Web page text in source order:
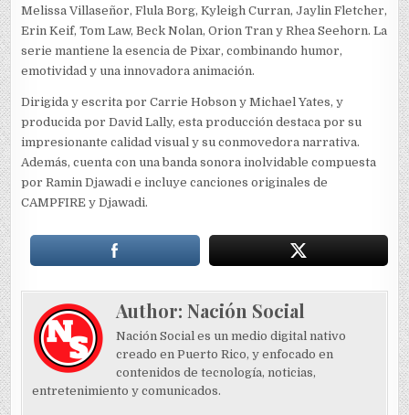
Melissa Villaseñor, Flula Borg, Kyleigh Curran, Jaylin Fletcher,
Erin Keif, Tom Law, Beck Nolan, Orion Tran y Rhea Seehorn. La
serie mantiene la esencia de Pixar, combinando humor,
emotividad y una innovadora animación.
Dirigida y escrita por Carrie Hobson y Michael Yates, y
producida por David Lally, esta producción destaca por su
impresionante calidad visual y su conmovedora narrativa.
Además, cuenta con una banda sonora inolvidable compuesta
por Ramin Djawadi e incluye canciones originales de
CAMPFIRE y Djawadi.
Author:Nación Social
Nación Social es un medio digital nativo
creado en Puerto Rico, y enfocado en
contenidos de tecnología, noticias,
entretenimiento y comunicados.